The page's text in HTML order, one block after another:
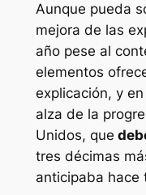
Aunque pueda
mejora de las
año pese al
elementos
explicación, y
alza de la
Unidos, que
tres décimas
anticipaba hace